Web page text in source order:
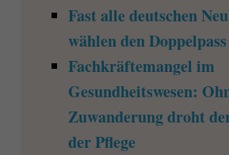
Fast alle deutschen
wählen den Doppelpass
Fachkräftemangel im
Gesundheitswesen:
Zuwanderung droht
der Pflege